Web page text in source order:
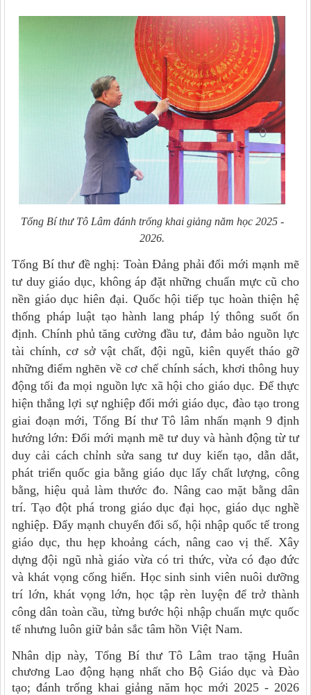
Tổng Bí thư Tô Lâm đánh trống khai giảng năm học 2025 -
2026.
Tổng Bí thư đề nghị: Toàn Đảng phải đổi mới mạnh mẽ
tư duy giáo dục, không áp đặt những chuẩn mực cũ cho
nền giáo dục hiên đại. Quốc hội tiếp tục hoàn thiện hệ
thống pháp luật tạo hành lang pháp lý thông suốt ổn
định. Chính phủ tăng cường đầu tư, đảm bảo nguồn lực
tài chính, cơ sở vật chất, đội ngũ, kiên quyết tháo gỡ
những điểm nghẽn về cơ chế chính sách, khơi thông huy
động tối đa mọi nguồn lực xã hội cho giáo dục. Để thực
hiện thắng lợi sự nghiệp đổi mới giáo dục, đào tạo trong
giai đoạn mới, Tổng Bí thư Tô lâm nhấn mạnh 9 định
hướng lớn: Đổi mới mạnh mẽ tư duy và hành động từ tư
duy cải cách chỉnh sửa sang tư duy kiến tạo, dẫn dắt,
phát triển quốc gia bằng giáo dục lấy chất lượng, công
bằng, hiệu quả làm thước đo. Nâng cao mặt bằng dân
trí. Tạo đột phá trong giáo dục đại học, giáo dục nghề
nghiệp. Đẩy mạnh chuyển đổi số, hội nhập quốc tế trong
giáo dục, thu hẹp khoảng cách, nâng cao vị thế. Xây
dựng đội ngũ nhà giáo vừa có tri thức, vừa có đạo đức
và khát vọng cống hiến. Học sinh sinh viên nuôi dưỡng
trí lớn, khát vọng lớn, học tập rèn luyện để trở thành
công dân toàn cầu, từng bước hội nhập chuẩn mực quốc
tế nhưng luôn giữ bản sắc tâm hồn Việt Nam.
Nhân dịp này, Tổng Bí thư Tô Lâm trao tặng Huân
chương Lao động hạng nhất cho Bộ Giáo dục và Đào
tạo; đánh trống khai giảng năm học mới 2025 - 2026